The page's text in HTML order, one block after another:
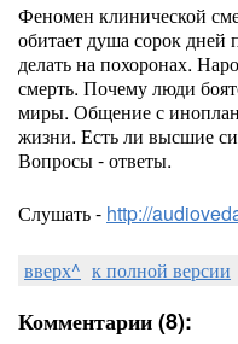
Феномен клинической
обитает душа сорок дней
делать на похоронах.
смерть. Почему люди
миры. Общение с
жизни. Есть ли высшие
Вопросы - ответы.
Слушать - http://
вверх^ к полной версии
Комментарии (8):